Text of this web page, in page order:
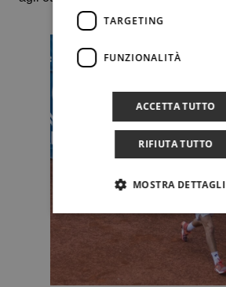
TARGETING
FUNZIONALITÀ
ACCETTA TUTTO
RIFIUTA TUTTO
MOSTRA DETTAGLI